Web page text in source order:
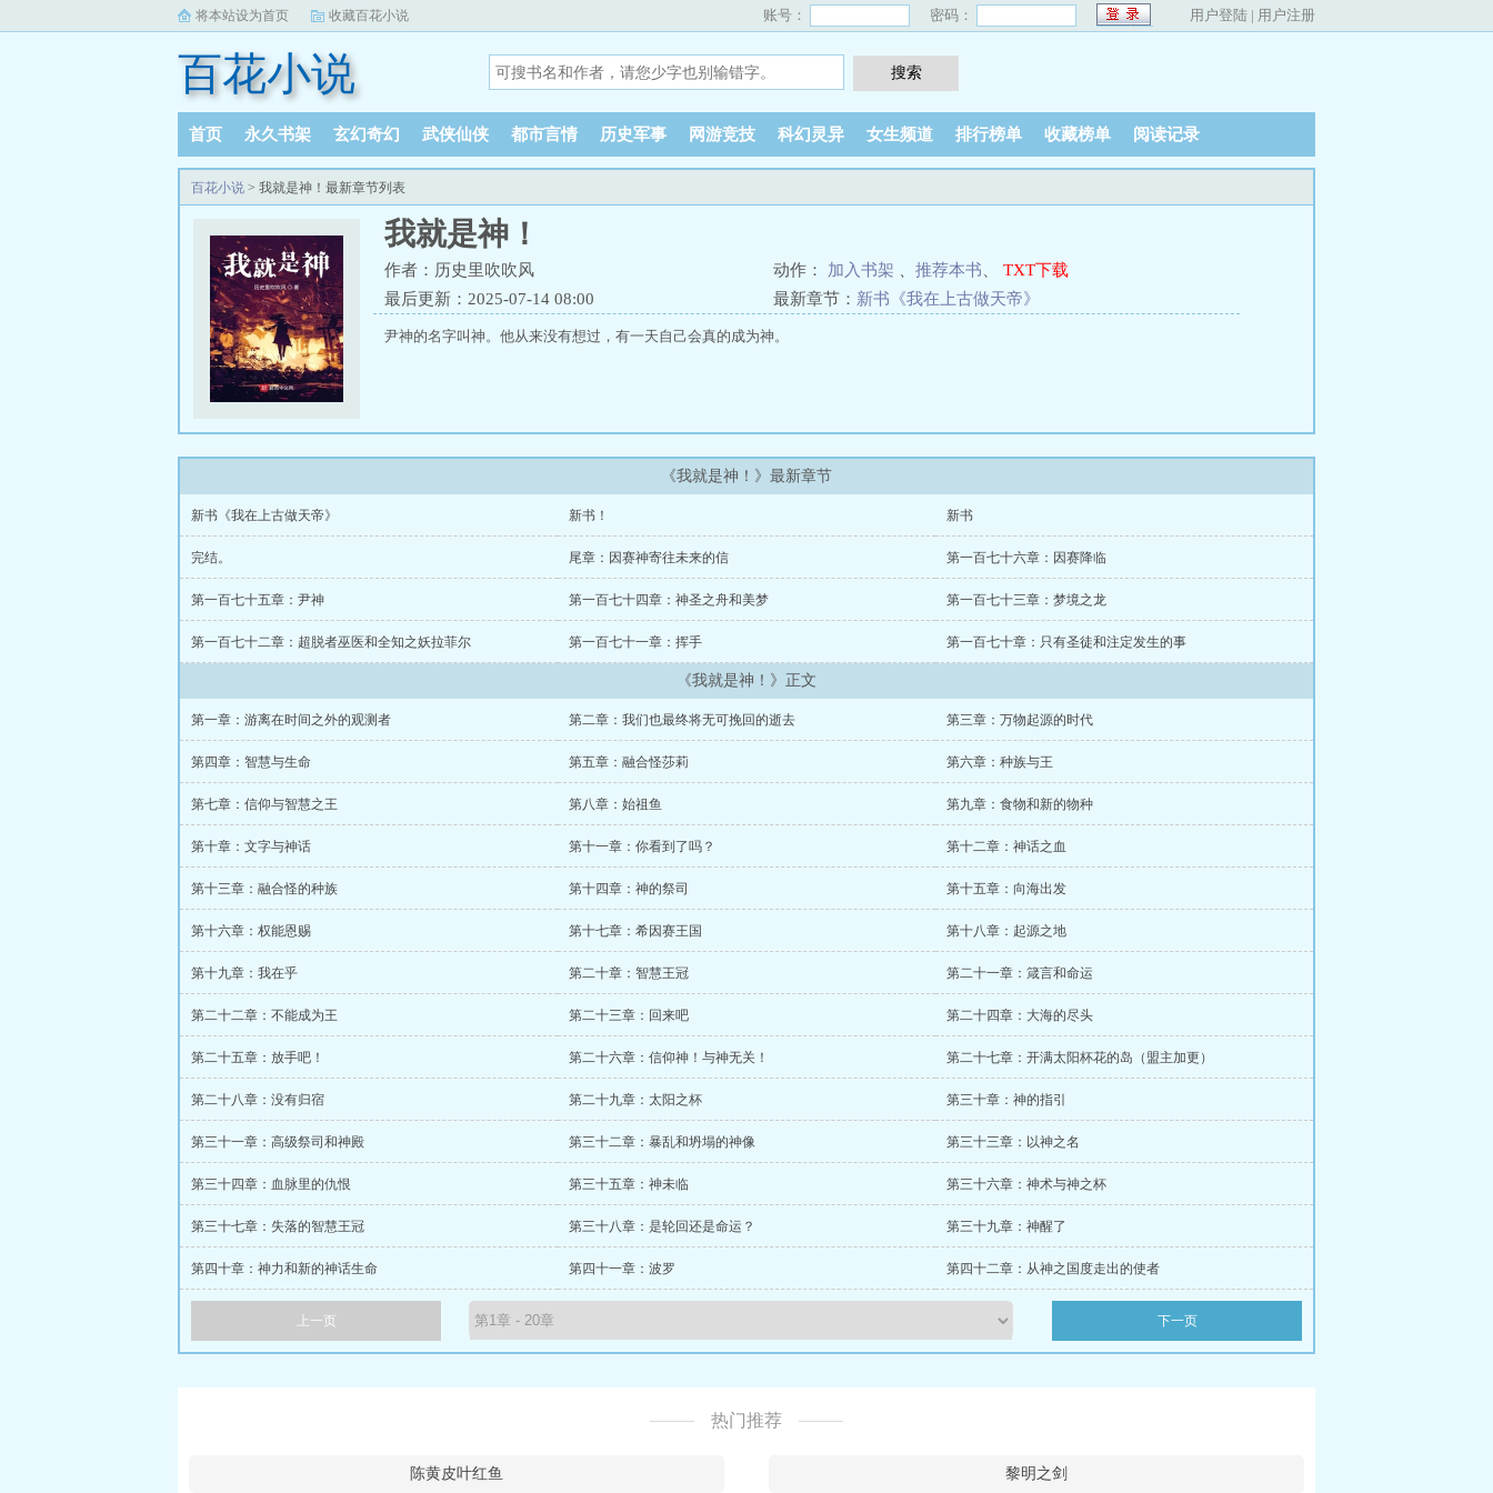
将本站设为首页 收藏百花小说 账号： 密码： 用户登陆 | 用户注册
百花小说
首页 永久书架 玄幻奇幻 武侠仙侠 都市言情 历史军事 网游竞技 科幻灵异 女生频道 排行榜单 收藏榜单 阅读记录
百花小说 > 我就是神！最新章节列表
我就是神！
作者：历史里吹吹风 动作： 加入书架 推荐本书
TXT下载
最后更新：2025-07-14 08:00
最新章节： 新书《我在上古做天帝》
尹神的名字叫神。他从来没有想过，有一天自己会真的成为神。
《我就是神！》最新章节
新书《我在上古做天帝》 新书！ 新书
完结。 尾章：因赛神寄往未来的信 第一百七十六章：因赛降临
第一百七十五章：尹神 第一百七十四章：神圣之舟和美梦 第一百七十三章：梦境之龙
第一百七十二章：超脱者巫医和全知之妖拉菲尔 第一百七十一章：挥手 第一百七十章：只有圣徒和注定发生的事
《我就是神！》正文
第一章：游离在时间之外的观测者 第二章：我们也最终将无可挽回的逝去 第三章：万物起源的时代
第四章：智慧与生命 第五章：融合怪莎莉 第六章：种族与王
第七章：信仰与智慧之王 第八章：始祖鱼 第九章：食物和新的物种
第十章：文字与神话 第十一章：你看到了吗？ 第十二章：神话之血
第十三章：融合怪的种族 第十四章：神的祭司 第十五章：向海出发
第十六章：权能恩赐 第十七章：希因赛王国 第十八章：起源之地
第十九章：我在乎 第二十章：智慧王冠 第二十一章：箴言和命运
第二十二章：不能成为王 第二十三章：回来吧 第二十四章：大海的尽头
第二十五章：放手吧！ 第二十六章：信仰神！与神无关！ 第二十七章：开满太阳杯花的岛（盟主加更）
第二十八章：没有归宿 第二十九章：太阳之杯 第三十章：神的指引
第三十一章：高级祭司和神殿 第三十二章：暴乱和坍塌的神像 第三十三章：以神之名
第三十四章：血脉里的仇恨 第三十五章：神未临 第三十六章：神术与神之杯
第三十七章：失落的智慧王冠 第三十八章：是轮回还是命运？ 第三十九章：神醒了
第四十章：神力和新的神话生命 第四十一章：波罗 第四十二章：从神之国度走出的使者
上一页 下一页
热门推荐
陈黄皮叶红鱼 黎明之剑